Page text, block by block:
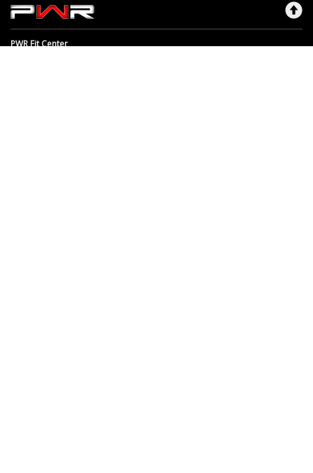
PWR Fit Center